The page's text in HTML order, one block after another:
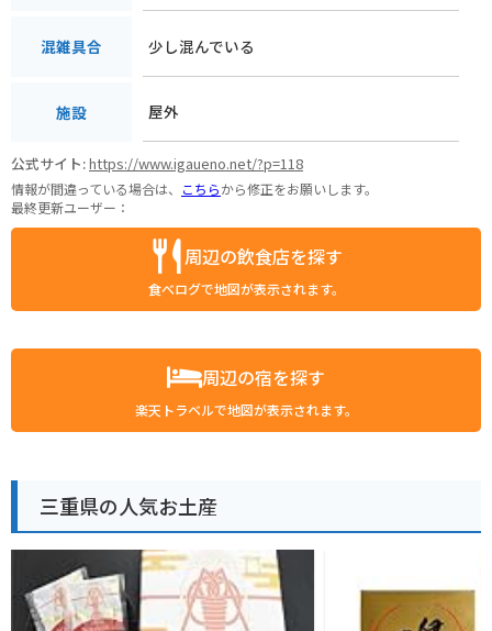
混雑具合 少し混んでいる
施設 屋外
公式サイト:https://www.igaueno.net/?p=118
情報が間違っている場合は、 こちらから修正をお願いします。
最終更新ユーザー：
周辺の飲食店を探す
食べログで地図が表示されます。
周辺の宿を探す
楽天トラベルで地図が表示されます。
三重県の人気お土産